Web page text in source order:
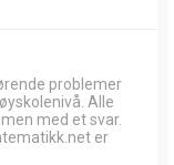
problemer
Alle
med et svar.
er